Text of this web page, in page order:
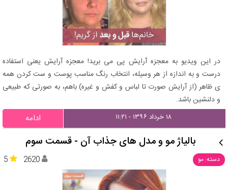
در این ویدیو به معجزه آرایش پی می برید! معجزه آرایش یعنی استفاده
درست و به اندازه از هر وسیله، انتخاب رنگ مناسب پوست و ست کردن همه
ی ظاهر (از آرایش صورت تا لباس و کفش و غیره) باهم، به صورتی که طبیعی
و دلنشین باشد.
۱۸ خرداد ۱۳۹۶ - ۱۱:۲۱ ادامه
بالیاژ مو و مدل های جذاب آن - قسمت سوم
دسته: مو 5 2620